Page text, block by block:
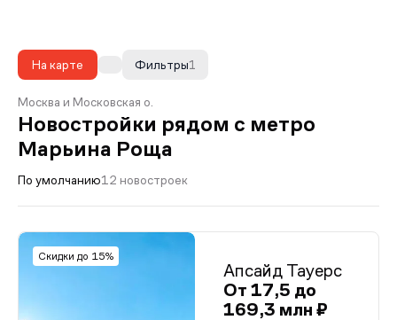
На карте 1
Фильтры
Москва и Московская о.
Новостройки рядом с метро
Марьина Роща
По умолчанию12 новостроек
Скидки до 15%
Апсайд Тауерс
От 17,5 до
169,3 млн ₽